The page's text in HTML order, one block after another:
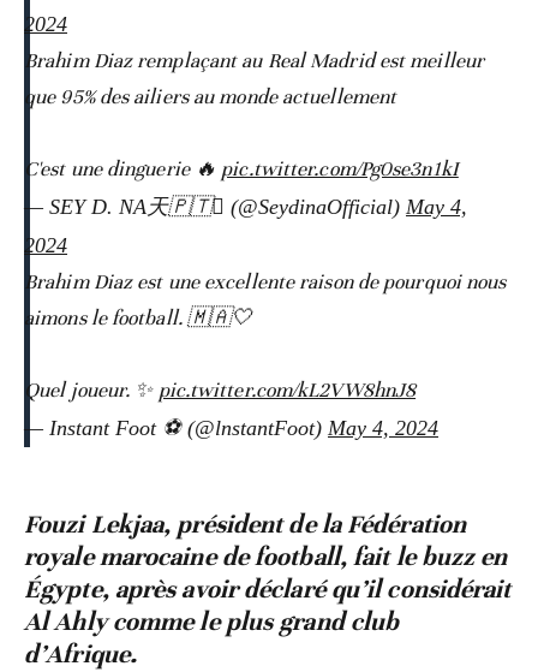
2024
Brahim Diaz remplaçant au Real Madrid est meilleur
que 95% des ailiers au monde actuellement
C'est une dinguerie 🔥 pic.twitter.com/Pg0se3n1kI
— SEY D. NA天🇵🇹 (@SeydinaOfficial) May 4,
2024
Brahim Diaz est une excellente raison de pourquoi nous
aimons le football. 🇲🇦🤍
Quel joueur. ✨ pic.twitter.com/kL2VW8hnJ8
— Instant Foot ⚽️ (@lnstantFoot) May 4, 2024
Fouzi Lekjaa, président de la Fédération
royale marocaine de football, fait le buzz en
Égypte, après avoir déclaré qu’il considérait
Al Ahly comme le plus grand club
d’Afrique.